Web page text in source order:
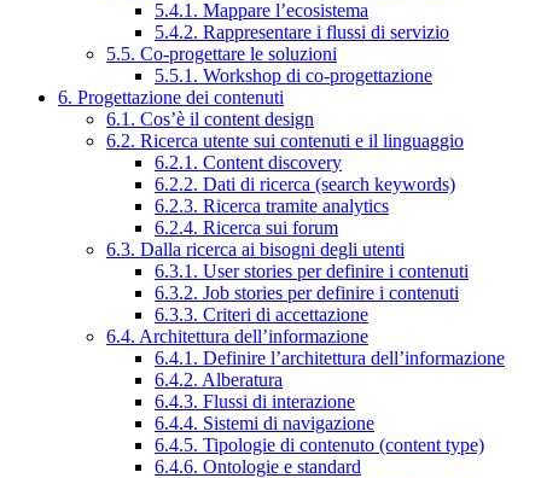
5.4.1. Mappare l’ecosistema
5.4.2. Rappresentare i flussi di servizio
5.5. Co-progettare le soluzioni
5.5.1. Workshop di co-progettazione
6. Progettazione dei contenuti
6.1. Cos’è il content design
6.2. Ricerca utente sui contenuti e il linguaggio
6.2.1. Content discovery
6.2.2. Dati di ricerca (search keywords)
6.2.3. Ricerca tramite analytics
6.2.4. Ricerca sui forum
6.3. Dalla ricerca ai bisogni degli utenti
6.3.1. User stories per definire i contenuti
6.3.2. Job stories per definire i contenuti
6.3.3. Criteri di accettazione
6.4. Architettura dell’informazione
6.4.1. Definire l’architettura dell’informazione
6.4.2. Alberatura
6.4.3. Flussi di interazione
6.4.4. Sistemi di navigazione
6.4.5. Tipologie di contenuto (content type)
6.4.6. Ontologie e standard